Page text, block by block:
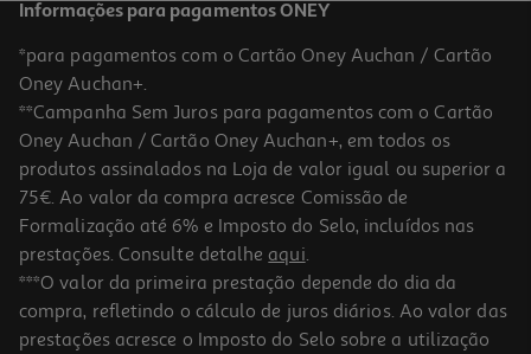
Informações para pagamentos ONEY
*para pagamentos com o Cartão Oney Auchan / Cartão
Oney Auchan+.
**Campanha Sem Juros para pagamentos com o Cartão
Oney Auchan / Cartão Oney Auchan+, em todos os
produtos assinalados na Loja de valor igual ou superior a
75€. Ao valor da compra acresce Comissão de
Formalização até 6% e Imposto do Selo, incluídos nas
prestações. Consulte detalhe aqui.
***O valor da primeira prestação depende do dia da
compra, refletindo o cálculo de juros diários. Ao valor das
prestações acresce o Imposto do Selo sobre a utilização